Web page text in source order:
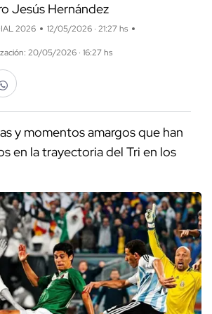
Jesús Hernández
2026 12/05/2026 · 21:27 hs
20/05/2026 · 16:27 hs
y momentos amargos que han
en la trayectoria del Tri en los